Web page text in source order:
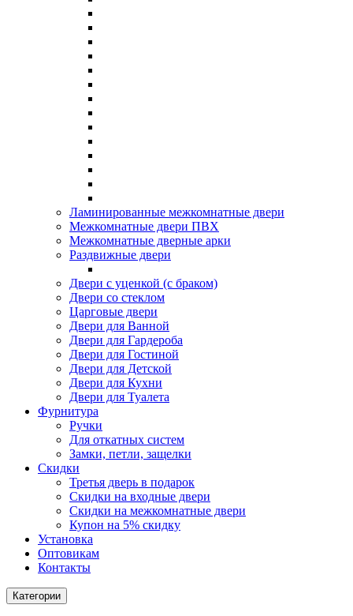
Ламинированные межкомнатные двери
Межкомнатные двери ПВХ
Межкомнатные дверные арки
Раздвижные двери
Двери с уценкой (с браком)
Двери со стеклом
Царговые двери
Двери для Ванной
Двери для Гардероба
Двери для Гостиной
Двери для Детской
Двери для Кухни
Двери для Туалета
Фурнитура
Ручки
Для откатных систем
Замки, петли, защелки
Скидки
Третья дверь в подарок
Скидки на входные двери
Скидки на межкомнатные двери
Купон на 5% скидку
Установка
Оптовикам
Контакты
Категории